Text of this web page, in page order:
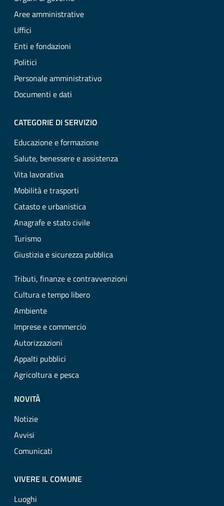
Aree amministrative
Uffici
Enti e fondazioni
Politici
Personale amministrativo
Documenti e dati
CATEGORIE DI SERVIZIO
Educazione e formazione
Salute, benessere e assistenza
Vita lavorativa
Mobilità e trasporti
Catasto e urbanistica
Anagrafe e stato civile
Turismo
Giustizia e sicurezza pubblica
Tributi, finanze e contravvenzioni
Cultura e tempo libero
Ambiente
Imprese e commercio
Autorizzazioni
Appalti pubblici
Agricoltura e pesca
NOVITÀ
Notizie
Avvisi
Comunicati
VIVERE IL COMUNE
Luoghi